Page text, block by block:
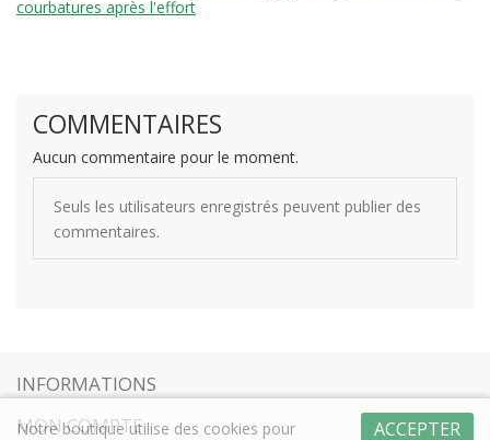
courbatures après l'effort
COMMENTAIRES
Aucun commentaire pour le moment.
Seuls les utilisateurs enregistrés peuvent publier des
commentaires.
INFORMATIONS
MON COMPTE
ACCEPTER
Notre boutique utilise des cookies pour